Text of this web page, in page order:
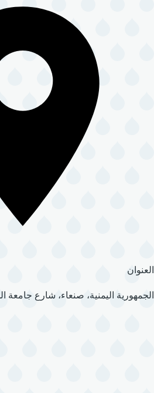
العنوان
الجمهورية اليمنية، صنعاء، شارع جامعة